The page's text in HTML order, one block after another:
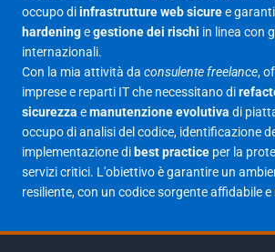
Aprile 2025
Marzo 2025
Febbraio 2025
Gennaio 2025
Giugno 2023
Maggio 2023
occupo diinfrastrutture web sicuree
hardeningegestione dei rischi in linea con
internazionali.
Con la mia attività da consulente freelance,
imprese e reparti IT che necessitano di
sicurezza emanutenzione evolutiva di
occupo di analisi del codice, identificazione
implementazione di best practice per la
servizi critici. L'obiettivo è garantire un
resiliente, con un codice sorgente affidabile